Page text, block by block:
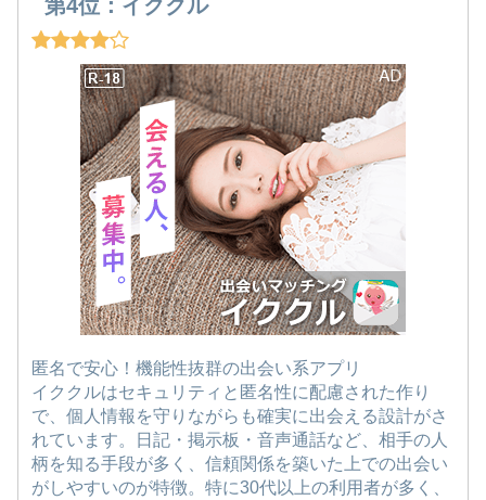
第4位：イククル
匿名で安心！機能性抜群の出会い系アプリ
イククルはセキュリティと匿名性に配慮された作り
で、個人情報を守りながらも確実に出会える設計がさ
れています。日記・掲示板・音声通話など、相手の人
柄を知る手段が多く、信頼関係を築いた上での出会い
がしやすいのが特徴。特に30代以上の利用者が多く、